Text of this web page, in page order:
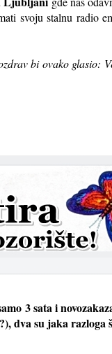
svoju stalnu radio
bi ovako glasio:
3 sata i
dva su jaka razloga